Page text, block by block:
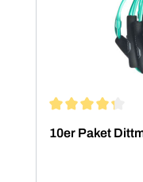
10er Paket